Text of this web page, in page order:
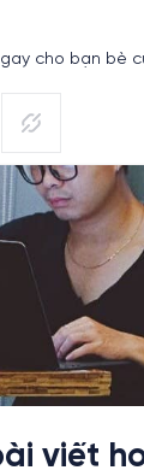
cho bạn bè
viết